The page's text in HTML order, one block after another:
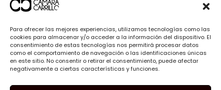
Para ofrecer las mejores experiencias, utilizamos tecnologías como las
cookies para almacenar y/o acceder a la información del dispositivo. El
consentimiento de estas tecnologías nos permitirá procesar datos
como el comportamiento de navegación o las identificaciones únicas
en este sitio. No consentir o retirar el consentimiento, puede afectar
negativamente a ciertas características y funciones.
Preguntas frecuentes
¿Cómo elegir una clínica dental en
Errenteria?